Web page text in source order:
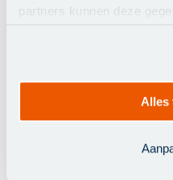
partners kunnen deze
verzameld op basis van
Alles
-10%
Platinum Riva stokparasol